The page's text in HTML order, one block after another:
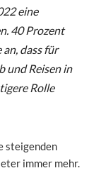
eine
40 Prozent
dass für
und Reisen in
Rolle
steigenden
immer mehr.